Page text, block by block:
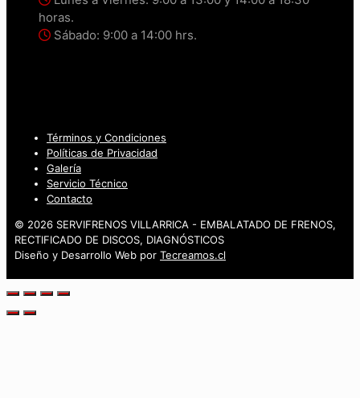
horas.
Sábado: 9:00 a 14:00 hrs.
Términos y Condiciones
Políticas de Privacidad
Galería
Servicio Técnico
Contacto
© 2026 SERVIFRENOS VILLARRICA - EMBALATADO DE FRENOS,
RECTIFICADO DE DISCOS, DIAGNÓSTICOS
Diseño y Desarrollo Web por Tecreamos.cl